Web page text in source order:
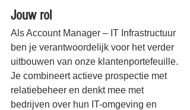
Jouw rol
Als Account Manager – IT Infrastructuur
ben je verantwoordelijk voor het verder
uitbouwen van onze klantenportefeuille.
Je combineert actieve prospectie met
relatiebeheer en denkt mee met
bedrijven over hun IT-omgeving en